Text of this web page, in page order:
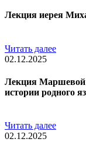
Лекция иерея
Читать далее
02.12.2025
Лекция
истории родного
Читать далее
02.12.2025